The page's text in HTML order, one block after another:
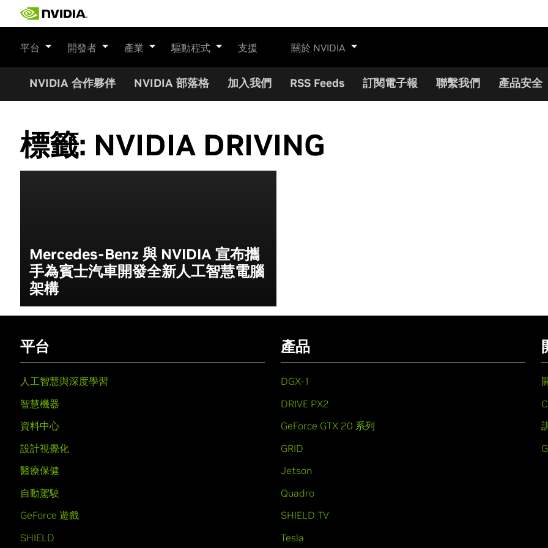
平台 開發者 產業 驅動程式 支援 關於 NVIDIA
NVIDIA 合作夥伴 NVIDIA 部落格 加入我們 RSS Feeds 訂閱電子報 聯繫我們 產品安全
標籤: NVIDIA DRIVING
Mercedes-Benz 與 NVIDIA 宣布攜
手為賓士汽車開發全新人工智慧電腦
架構
平台
人工智慧與深度學習
智慧機器
資料中心
設計視覺化
醫療保健
自動駕駛
GeForce 遊戲
SHIELD
產品
DGX-1
DRIVE PX2
GeForce GTX 20 系列
GRID
Jetson
Quadro
SHIELD TV
Tesla